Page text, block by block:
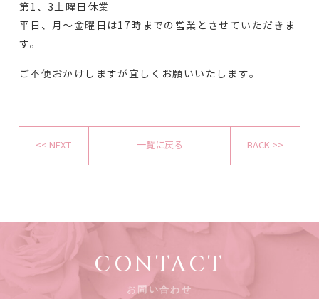
第1、3土曜日休業
平日、月～金曜日は17時までの営業とさせていただきま
す。
ご不便おかけしますが宜しくお願いいたします。
<< NEXT 一覧に戻る BACK >>
CONTACT
お問い合わせ